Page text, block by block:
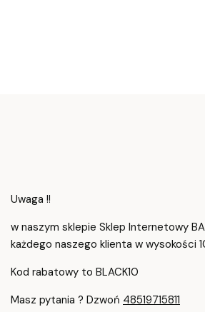
Uwaga !!
w naszym sklepie Sklep Internetowy
każdego naszego klienta w wysokości
Kod rabatowy to BLACK10
Masz pytania ? Dzwoń 48519715811